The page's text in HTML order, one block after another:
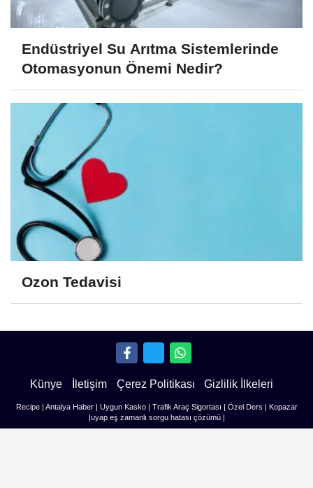
Endüstriyel Su Arıtma Sistemlerinde
Otomasyonun Önemi Nedir?
Ozon Tedavisi
Künye İletişim Çerez Politikası Gizlilik İlkeleri
Recipe| Antalya Haber| Uygun Kasko| Trafik Araç Sigortası | Özel Ders | Kopazar
|uyap eş zamanlı sorgu hatası çözümü|